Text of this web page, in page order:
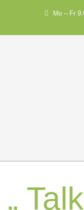
Mo – Fr
„